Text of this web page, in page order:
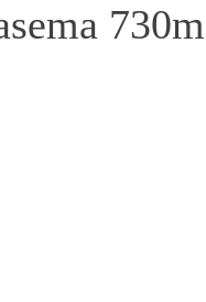
730m